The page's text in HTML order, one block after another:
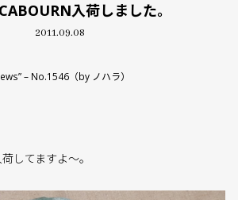
入荷しました。
2011.09.08
– No.1546（by ノハラ）
してますよ〜。